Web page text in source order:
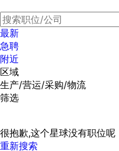
最新
急聘
附近
区域
生产/营运/采购/物流
筛选
很抱歉,这个星球没有职位呢
重新搜索